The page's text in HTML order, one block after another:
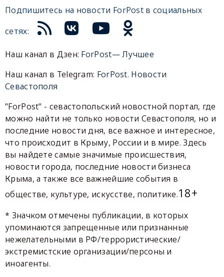
Подпишитесь на новости ForPost в социальных
сетях:
Наш канал в Дзен: ForPost— Лучшее
Наш канал в Telegram: ForPost. Новости
Севастополя
"ForPost" - севастопольский новостной портал, где
можно найти не только новости Севастополя, но и
последние новости дня, все важное и интересное,
что происходит в Крыму, России и в мире. Здесь
вы найдете самые значимые происшествия,
новости города, последние новости бизнеса
Крыма, а также все важнейшие события в
обществе, культуре, искусстве, политике.18+
* Значком отмечены публикации, в которых
упоминаются запрещенные или признанные
нежелательными в РФ/террористические/
экстремистские организации/персоны и
иноагенты.